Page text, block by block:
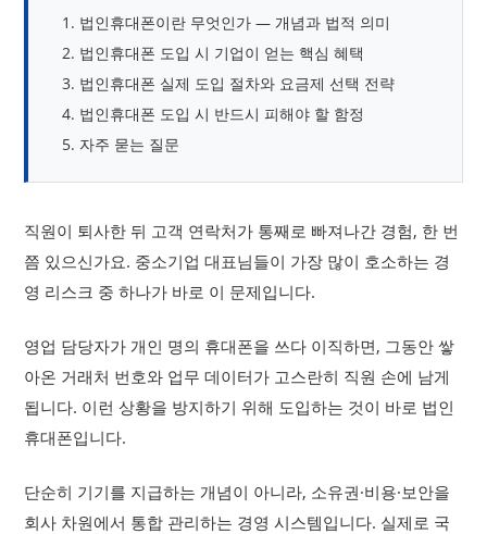
법인휴대폰이란 무엇인가 — 개념과 법적 의미
법인휴대폰 도입 시 기업이 얻는 핵심 혜택
법인휴대폰 실제 도입 절차와 요금제 선택 전략
법인휴대폰 도입 시 반드시 피해야 할 함정
자주 묻는 질문
직원이 퇴사한 뒤 고객 연락처가 통째로 빠져나간 경험, 한 번
쯤 있으신가요. 중소기업 대표님들이 가장 많이 호소하는 경
영 리스크 중 하나가 바로 이 문제입니다.
영업 담당자가 개인 명의 휴대폰을 쓰다 이직하면, 그동안 쌓
아온 거래처 번호와 업무 데이터가 고스란히 직원 손에 남게
됩니다. 이런 상황을 방지하기 위해 도입하는 것이 바로 법인
휴대폰입니다.
단순히 기기를 지급하는 개념이 아니라, 소유권·비용·보안을
회사 차원에서 통합 관리하는 경영 시스템입니다. 실제로 국